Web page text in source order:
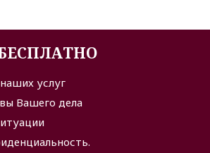
услуг
Вашего дела